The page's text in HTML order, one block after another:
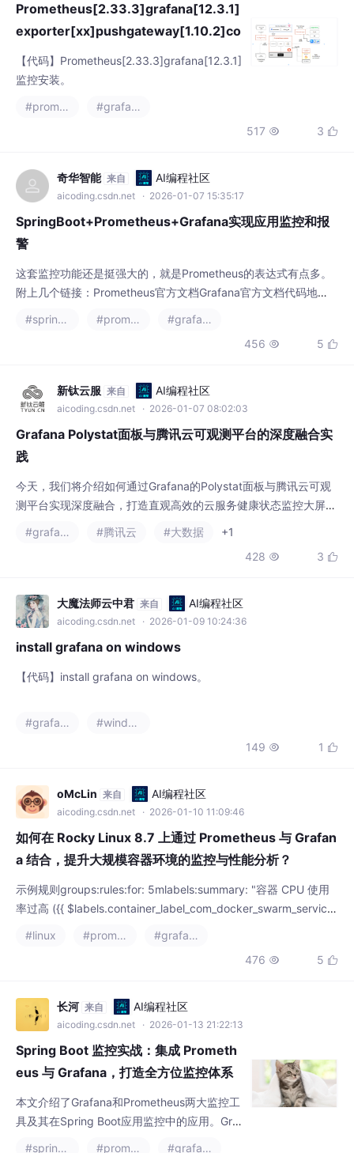
Prometheus[2.33.3]grafana[12.3.1]
exporter[xx]pushgateway[1.10.2]co
nsul[1.22.2] 监控安装
【代码】Prometheus[2.33.3]grafana[12.3.1]
监控安装。
#prometheus
#grafana
517  3 
奇华智能 来自 AI编程社区
aicoding.csdn.net · 2026-01-07 15:35:17
SpringBoot+Prometheus+Grafana实现应用监控和报
警
这套监控功能还是挺强大的，就是Prometheus的表达式有点多。
附上几个链接：Prometheus官方文档Grafana官方文档代码地
#spring boot #prometheus
#grafana
456  5 
新钛云服 来自 AI编程社区
aicoding.csdn.net · 2026-01-07 08:02:03
Grafana Polystat面板与腾讯云可观测平台的深度融合实
践
今天，我们将介绍如何通过Grafana的Polystat面板与腾讯云可观
测平台实现深度融合，打造直观高效的云服务健康状态监控大屏。
通过Grafana Polystat面板与腾讯云可观测平台的深度融合，我们
成功构建了一套直观、高效、易用的云服务健康状态监控体系。在
prometheus实例的集成中心里通过云监控启用所有云产品监控集
#grafana #腾讯云 #大数据
+1
428  3 
大魔法师云中君 来自 AI编程社区
aicoding.csdn.net · 2026-01-09 10:24:36
install grafana on windows
【代码】install grafana on windows。
#grafana
#windows
149  1 
oMcLin 来自 AI编程社区
aicoding.csdn.net · 2026-01-10 11:09:46
如何在 Rocky Linux 8.7 上通过 Prometheus 与 Grafan
a 结合，提升大规模容器环境的监控与性能分析？
示例规则groups:rules:for: 5mlabels:summary: "容器 CPU 使用
率过高 ({{ $labels.container_label_com_docker_swarm_service
_swarm_service_name }} CPU 5 分钟以上
#linux #prometheus
#grafana
476  5 
长河 来自 AI编程社区
aicoding.csdn.net · 2026-01-13 21:22:13
Spring Boot 监控实战：集成 Prometh
eus 与 Grafana，打造全方位监控体系
本文介绍了Grafana和Prometheus两大监控工
具及其在Spring Boot应用监控中的应用。Graf
#spring boot #prometheus #grafana